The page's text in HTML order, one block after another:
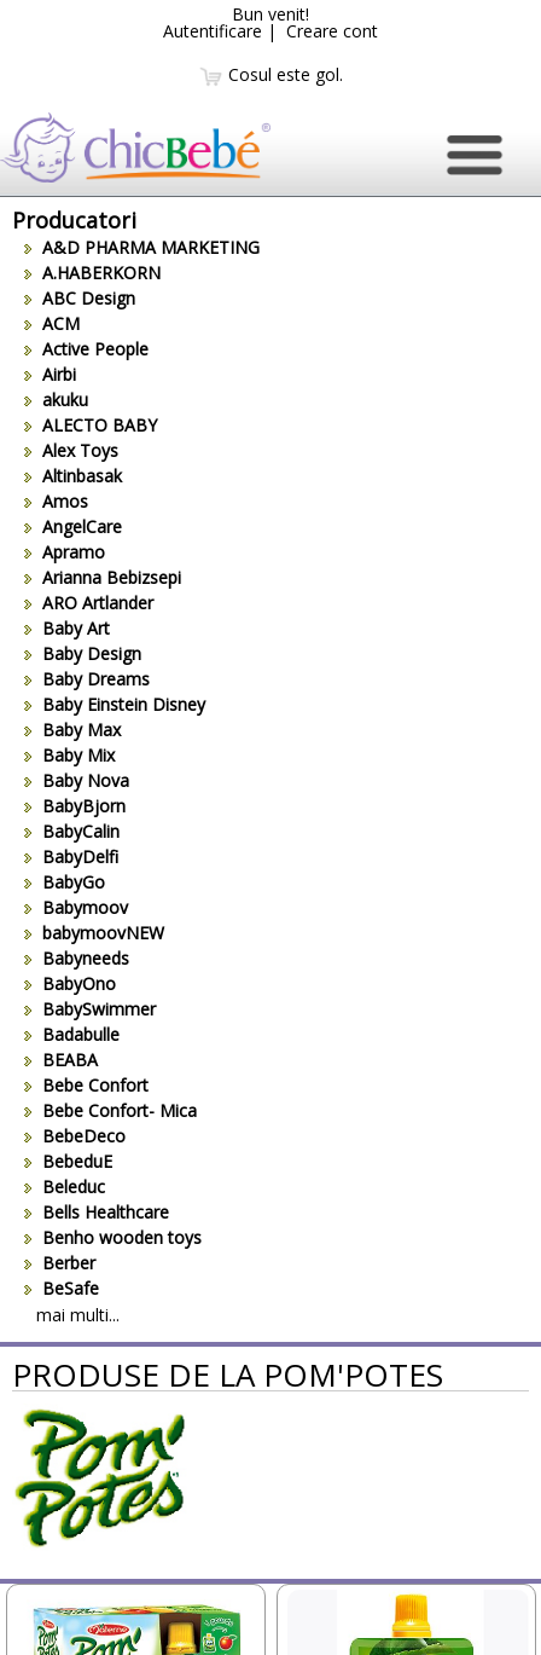
Bun venit!
Autentificare | Creare cont
Cosul este gol.
Producatori
A&D PHARMA MARKETING
A.HABERKORN
ABC Design
ACM
Active People
Airbi
akuku
ALECTO BABY
Alex Toys
Altinbasak
Amos
AngelCare
Apramo
Arianna Bebizsepi
ARO Artlander
Baby Art
Baby Design
Baby Dreams
Baby Einstein Disney
Baby Max
Baby Mix
Baby Nova
BabyBjorn
BabyCalin
BabyDelfi
BabyGo
Babymoov
babymoovNEW
Babyneeds
BabyOno
BabySwimmer
Badabulle
BEABA
Bebe Confort
Bebe Confort- Mica
BebeDeco
BebeduE
Beleduc
Bells Healthcare
Benho wooden toys
Berber
BeSafe
Bestway
Beurer
Bieco
Big Backyard
BOB REVOLUTION
Bomiko
Brevi
Bright Starts
Britax
Britax-Romer
Bullyland
CAM
Candide Franta
mai multi...
PRODUSE DE LA POM'POTES